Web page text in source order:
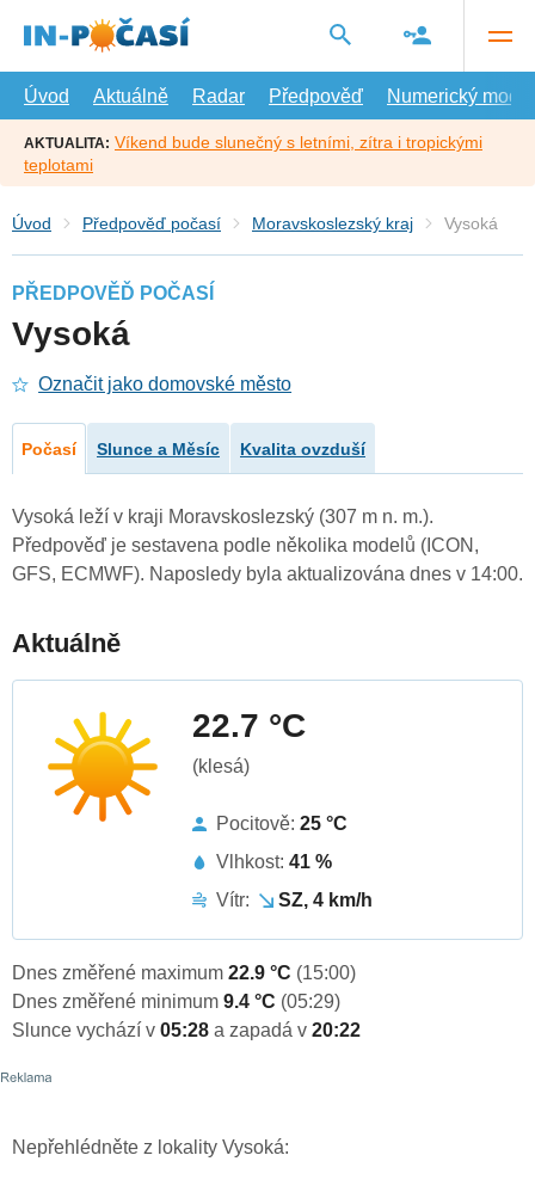
hlavní
Úvod
Aktuálně Radar Předpověď Numerický model
AKTUALITA: Víkend bude slunečný s letními, zítra i tropickými
teplotami
Úvod Předpověď počasí Moravskoslezský kraj Vysoká
PŘEDPOVĚĎ POČASÍ
Vysoká
Označit jako domovské město
Počasí Slunce a Měsíc Kvalita ovzduší
Vysoká leží v kraji Moravskoslezský (307 m n. m.).
Předpověď je sestavena podle několika modelů (ICON,
GFS, ECMWF). Naposledy byla aktualizována dnes v 14:00.
Aktuálně
22.7 °C
(klesá)
Pocitově: 25 °C
Vlhkost: 41 %
Vítr:
SZ, 4 km/h
Dnes změřené maximum 22.9 °C (15:00)
Dnes změřené minimum 9.4 °C (05:29)
Slunce vychází v 05:28 a zapadá v 20:22
Nepřehlédněte z lokality Vysoká: